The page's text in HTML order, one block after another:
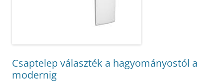
Csaptelep választék a hagyományostól a
modernig